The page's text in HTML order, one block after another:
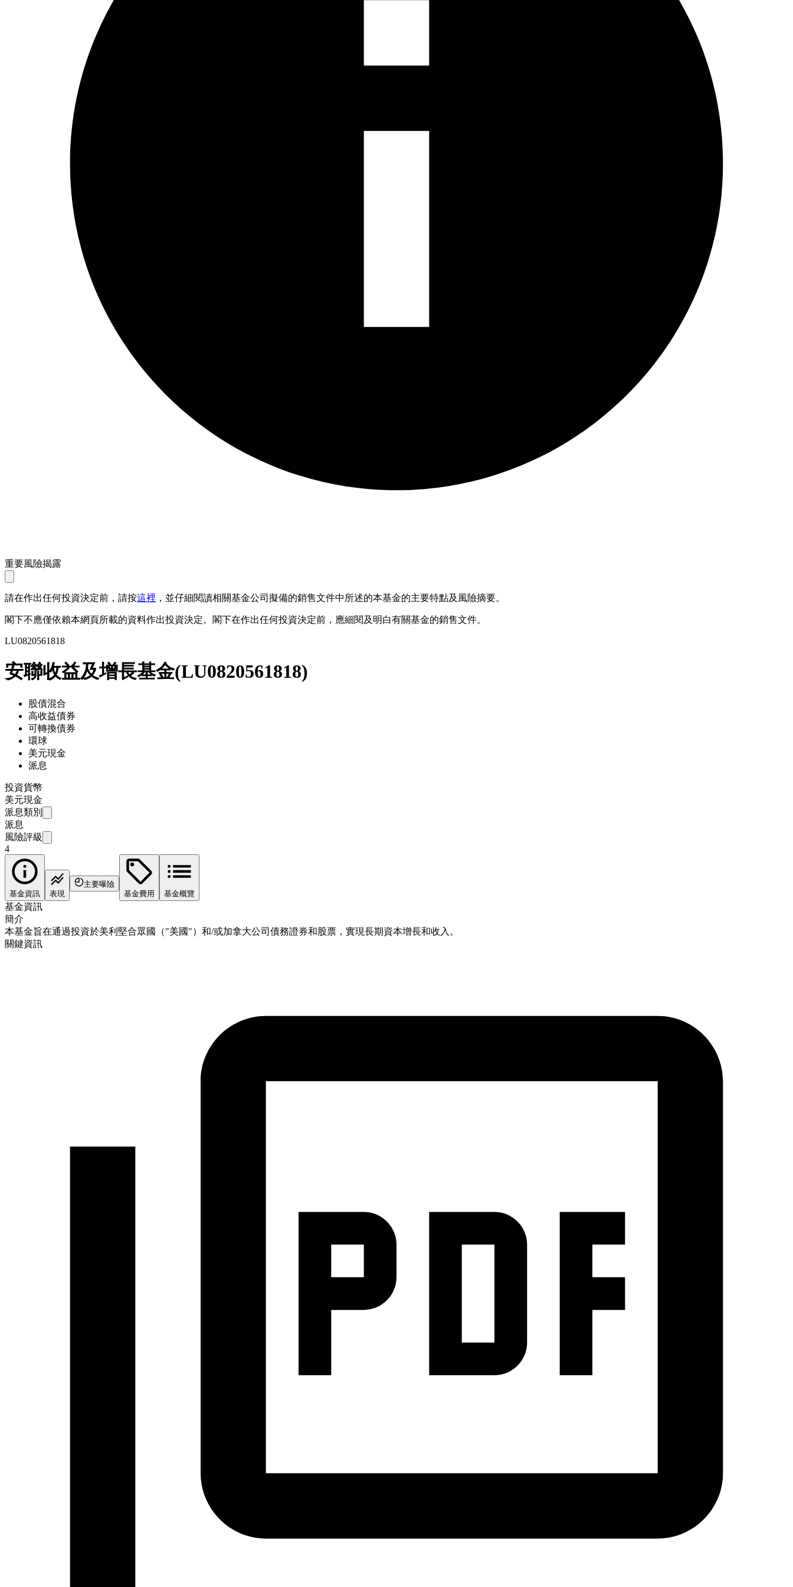
重要風險揭露
請在作出任何投資決定前，請按這裡 ，並仔細閱讀相關基金公司擬備的銷售文件中所述的本基金的主要特點及風險摘要。
閣下不應僅依賴本網頁所載的資料作出投資決定。閣下在作出任何投資決定前，應細閱及明白有關基金的銷售文件。
LU0820561818
安聯收益及增長基金(LU0820561818)
股債混合
高收益債券
可轉換債券
環球
美元現金
派息
投資貨幣
美元現金
派息類別
派息
風險評級
4
基金資訊 表現
主要曝險
基金費用
基金概覽
基金資訊
簡介
本基金旨在通過投資於美利堅合眾國（"美國"）和/或加拿大公司債務證券和股票，實現長期資本增長和收入。
關鍵資訊